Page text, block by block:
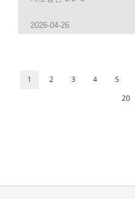
2026-04-26
1 2 3 4 5
20